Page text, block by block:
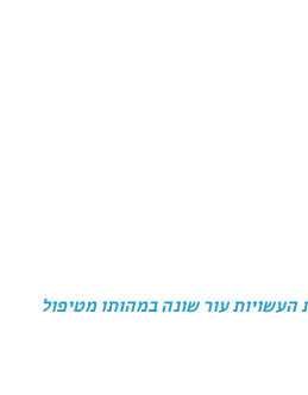
העשויות עור שונה במהותו מטיפול